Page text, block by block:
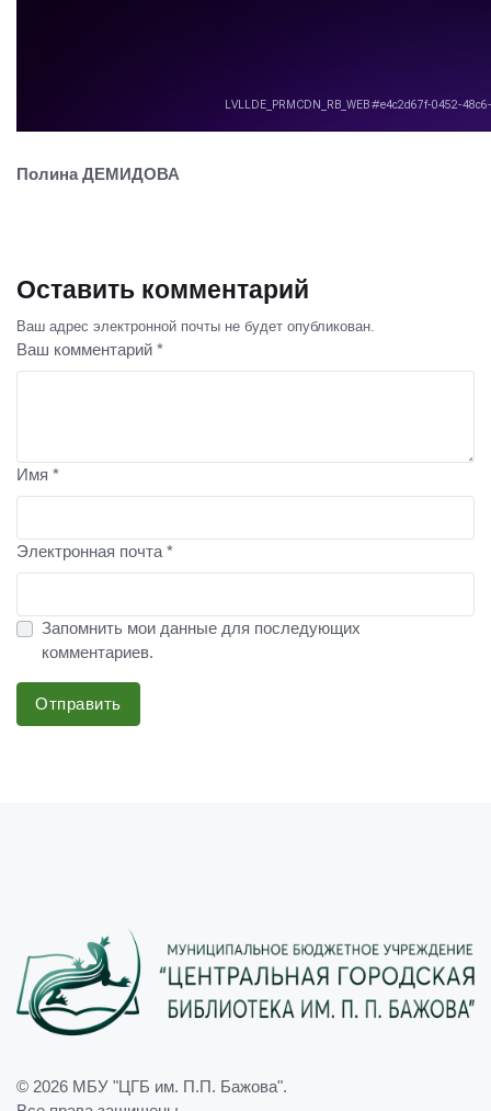
Полина ДЕМИДОВА
Оставить комментарий
Ваш адрес электронной почты не будет опубликован.
Ваш комментарий *
Имя *
Электронная почта *
Запомнить мои данные для последующих
комментариев.
Отправить
© 2026 МБУ "ЦГБ им. П.П. Бажова".